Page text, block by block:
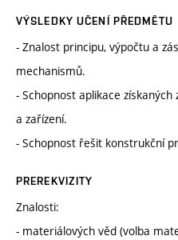
VÝSLEDKY UČENÍ PŘEDMĚTU
- Znalost principu, výpočtu a
mechanismů.
- Schopnost aplikace
a zařízení.
- Schopnost řešit konstrukční
PREREKVIZITY
Znalosti:
- materiálových věd (volba